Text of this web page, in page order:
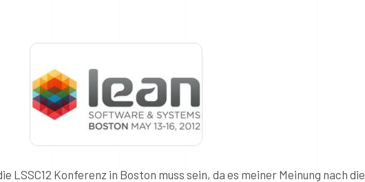
LSSC12 Konferenz in Boston muss sein, da es meiner Meinung nach die